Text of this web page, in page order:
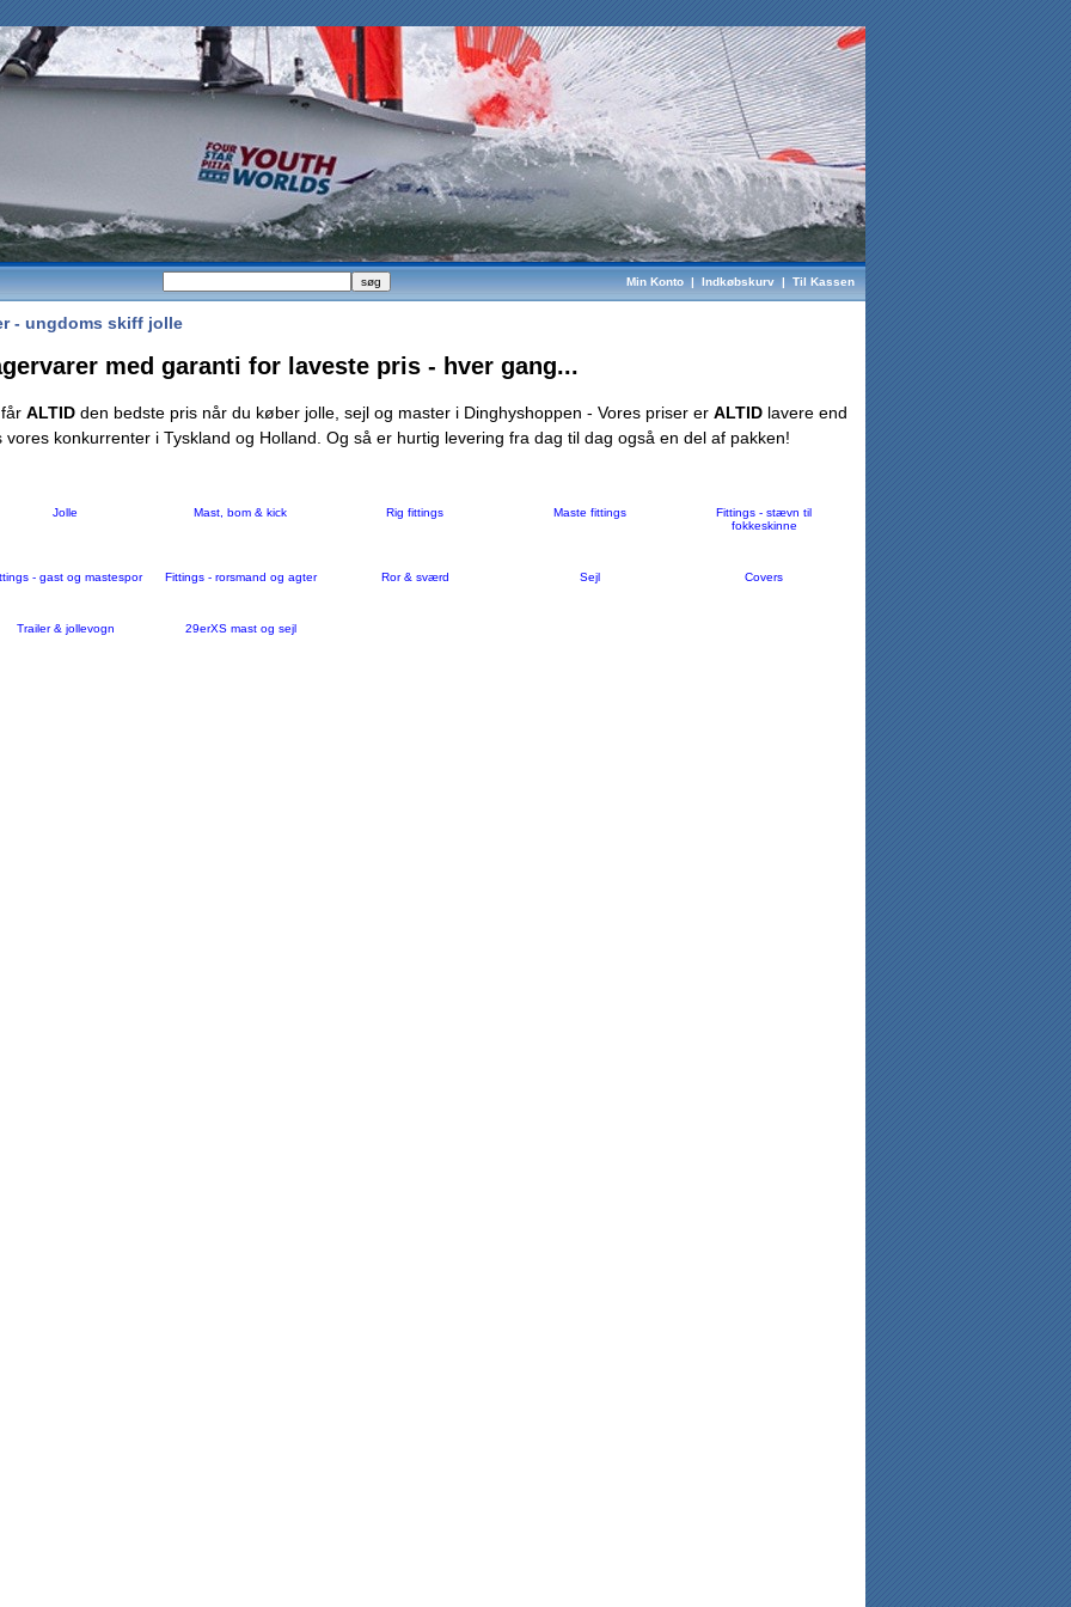
Min Konto | Indkøbskurv | Til Kassen
- ungdoms skiff jolle
med garanti for laveste pris - hver gang...
ALTID den bedste pris når du køber jolle, sejl og master i Dinghyshoppen - Vores priser er ALTID lavere end
vores konkurrenter i Tyskland og Holland. Og så er hurtig levering fra dag til dag også en del af pakken!
Jolle Mast, bom & kick Rig fittings Maste fittings
Fittings - stævn til
fokkeskinne
- gast og mastespor Fittings - rorsmand og agter Ror & sværd Sejl Covers
Trailer & jollevogn 29erXS mast og sejl